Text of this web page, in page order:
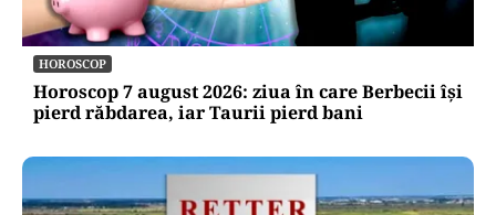
HOROSCOP
Horoscop 7 august 2026: ziua în care Berbecii își
pierd răbdarea, iar Taurii pierd bani